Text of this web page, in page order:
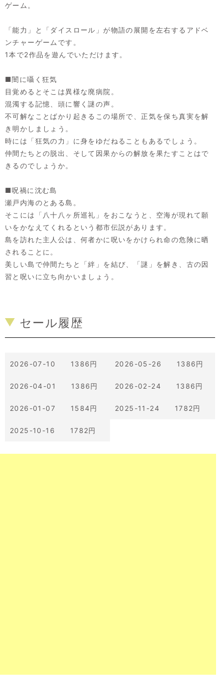
ゲーム。
「能力」と「ダイスロール」が物語の展開を左右するアドベ
ンチャーゲームです。
1本で2作品を遊んでいただけます。
■闇に囁く狂気
目覚めるとそこは異様な廃病院。
混濁する記憶、頭に響く謎の声。
不可解なことばかり起きるこの場所で、正気を保ち真実を解
き明かしましょう。
時には「狂気の力」に身をゆだねることもあるでしょう。
仲間たちとの脱出、そして因果からの解放を果たすことはで
きるのでしょうか。
■呪禍に沈む島
瀬戸内海のとある島。
そこには「八十八ヶ所巡礼」をおこなうと、空海が現れて願
いをかなえてくれるという都市伝説があります。
島を訪れた主人公は、何者かに呪いをかけられ命の危険に晒
されることに。
美しい島で仲間たちと「絆」を結び、「謎」を解き、古の因
習と呪いに立ち向かいましょう。
セール履歴
2026-07-10 1386円 2026-05-26 1386円
2026-04-01 1386円 2026-02-24 1386円
2026-01-07 1584円 2025-11-24 1782円
2025-10-16 1782円